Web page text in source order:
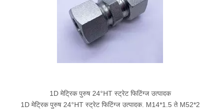
1D मेट्रिक पुरुष 24°HT स्ट्रेट फिटिंग्ज उत्पादक
1D मेट्रिक पुरुष 24°HT स्ट्रेट फिटिंग्ज उत्पादक. M14*1.5 ते M52*2